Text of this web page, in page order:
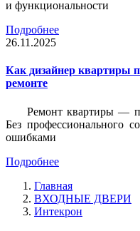
и функциональности
Подробнее
26.11.2025
Как дизайнер квартиры
ремонте
Ремонт квартиры —
Без профессионального
ошибками
Подробнее
Главная
ВХОДНЫЕ ДВЕРИ
Интекрон